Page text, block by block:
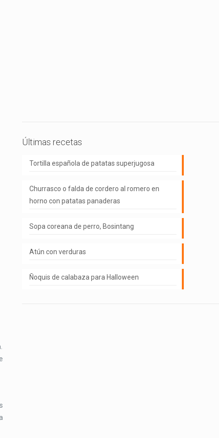
Últimas recetas
Tortilla española de patatas superjugosa
Churrasco o falda de cordero al romero en
horno con patatas panaderas
Sopa coreana de perro, Bosintang
Atún con verduras
Ñoquis de calabaza para Halloween